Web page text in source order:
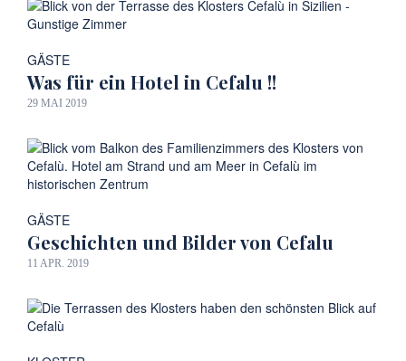
GÄSTE
Was für ein Hotel in Cefalu !!
29 MAI 2019
GÄSTE
Geschichten und Bilder von Cefalu
11 APR. 2019